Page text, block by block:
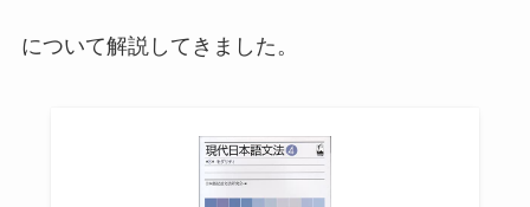
について解説してきました。